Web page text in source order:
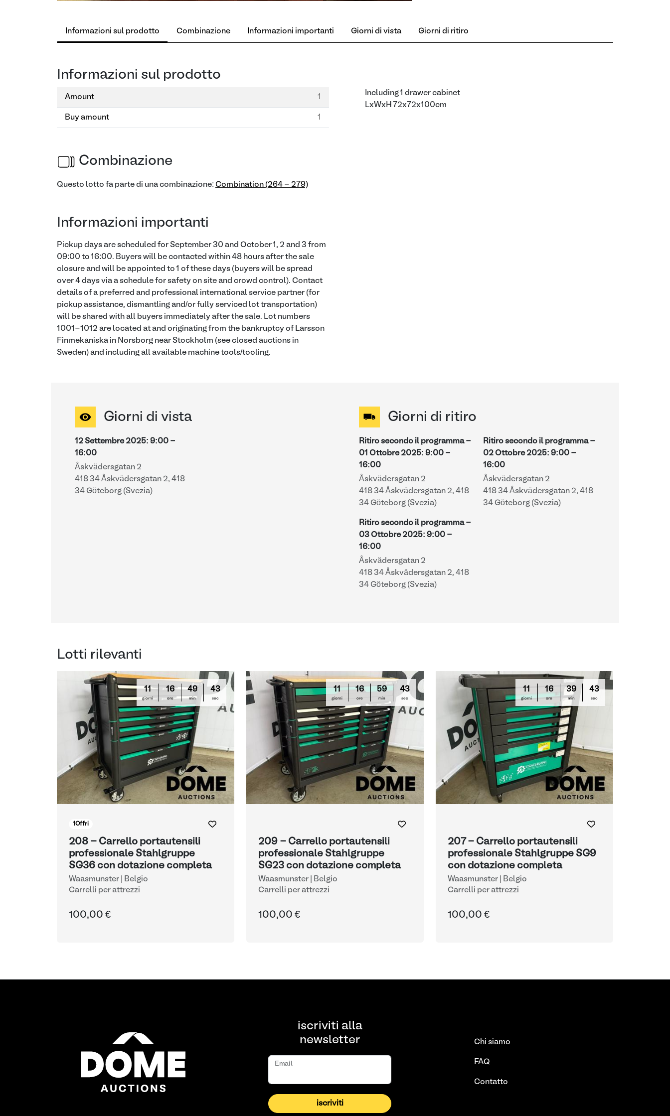
Informazioni sul prodotto Combinazione Informazioni importanti Giorni di vista Giorni di ritiro
Informazioni sul prodotto
Amount 1
Buy amount 1
Combinazione
Questo lotto fa parte di una combinazione: Combination (264 - 279)
Informazioni importanti
Pickup days are scheduled for September 30 and October 1, 2 and 3 from
09:00 to 16:00. Buyers will be contacted within 48 hours after the sale
closure and will be appointed to 1 of these days (buyers will be spread
over 4 days via a schedule for safety on site and crowd control). Contact
details of a preferred and professional international service partner (for
pickup assistance, dismantling and/or fully serviced lot transportation)
will be shared with all buyers immediately after the sale. Lot numbers
1001-1012 are located at and originating from the bankruptcy of Larsson
Finmekaniska in Norsborg near Stockholm (see closed auctions in
Sweden) and including all available machine tools/tooling.
Including 1 drawer cabinet
LxWxH 72x72x100cm
Giorni di vista
12 Settembre 2025: 9:00 -
16:00
Åskvädersgatan 2
418 34 Åskvädersgatan 2, 418
34 Göteborg (Svezia)
Giorni di ritiro
Ritiro secondo il programma -
01 Ottobre 2025: 9:00 -
16:00
Åskvädersgatan 2
418 34 Åskvädersgatan 2, 418
34 Göteborg (Svezia)
Ritiro secondo il programma -
02 Ottobre 2025: 9:00 -
16:00
Åskvädersgatan 2
418 34 Åskvädersgatan 2, 418
34 Göteborg (Svezia)
Ritiro secondo il programma -
03 Ottobre 2025: 9:00 -
16:00
Åskvädersgatan 2
418 34 Åskvädersgatan 2, 418
34 Göteborg (Svezia)
Lotti rilevanti
11
giorni
16
ore
49
min
42
sec
1 Offri
208 - Carrello portautensili
professionale Stahlgruppe
SG36 con dotazione completa
Waasmunster | Belgio
Carrelli per attrezzi
100,00 €
11
giorni
16
ore
59
min
42
sec
209 - Carrello portautensili
professionale Stahlgruppe
SG23 con dotazione completa
Waasmunster | Belgio
Carrelli per attrezzi
100,00 €
11
giorni
16
ore
39
min
42
sec
207 - Carrello portautensili
professionale Stahlgruppe SG9
con dotazione completa
Waasmunster | Belgio
Carrelli per attrezzi
100,00 €
iscriviti alla
newsletter
Email
iscriviti
Chi siamo
FAQ
Contatto